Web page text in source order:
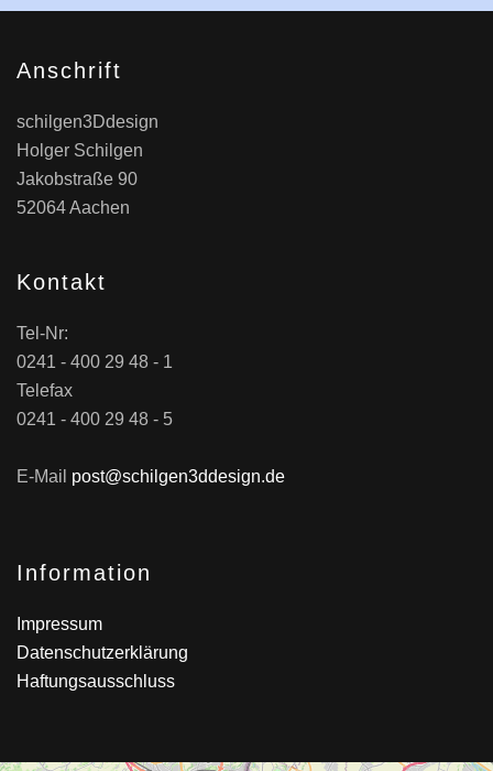
Anschrift
schilgen3Ddesign
Holger Schilgen
Jakobstraße 90
52064 Aachen
Kontakt
Tel-Nr:
0241 - 400 29 48 - 1
Telefax
0241 - 400 29 48 - 5
E-Mail post@schilgen3ddesign.de
Information
Impressum
Datenschutzerklärung
Haftungsausschluss